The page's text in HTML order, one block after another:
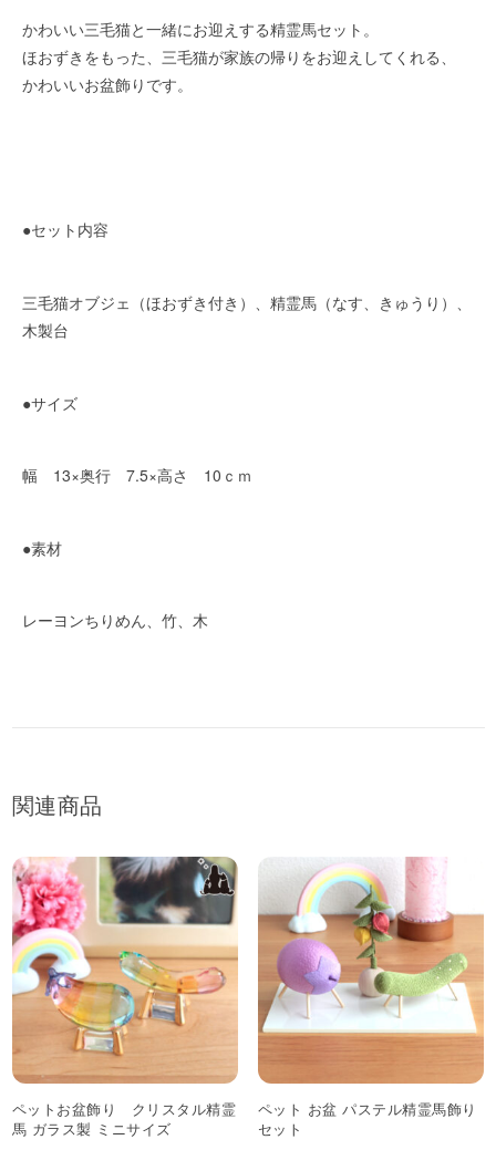
かわいい三毛猫と一緒にお迎えする精霊馬セット。
ほおずきをもった、三毛猫が家族の帰りをお迎えしてくれる、
かわいいお盆飾りです。
●セット内容
三毛猫オブジェ（ほおずき付き）、精霊馬（なす、きゅうり）、
木製台
●サイズ
幅 13×奥行 7.5×高さ 10ｃｍ
●素材
レーヨンちりめん、竹、木
関連商品
ペットお盆飾り クリスタル精霊
馬 ガラス製 ミニサイズ
ペット お盆 パステル精霊馬飾り
セット